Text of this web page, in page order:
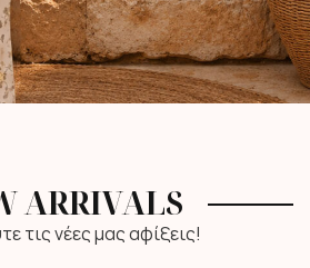
ARRIVALS
τις νέες μας αφίξεις!